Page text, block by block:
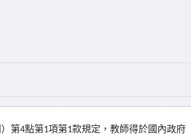
第4點第1項第1款規定，教師得於國內政府